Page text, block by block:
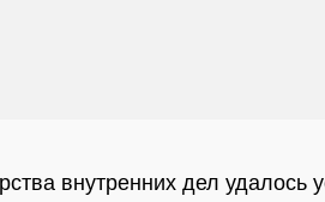
внутренних дел удалось